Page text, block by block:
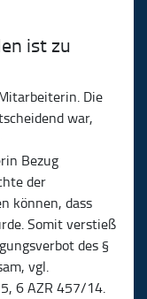
ist zu
Die
war,
Bezug
der
können, dass
Somit verstieß
des §
vgl.
6 AZR 457/14.